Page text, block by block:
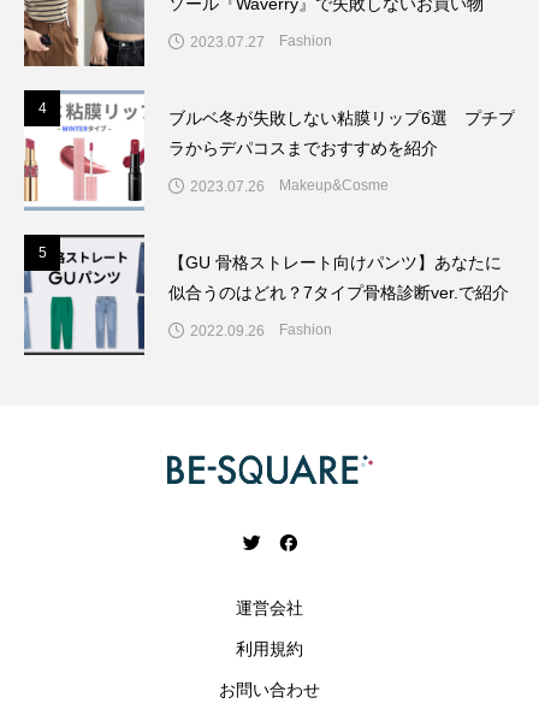
ソール『Waverry』で失敗しないお買い物
2023.07.27 Fashion
4
ブルベ冬が失敗しない粘膜リップ6選 プチプ
ラからデパコスまでおすすめを紹介
2023.07.26 Makeup&Cosme
5
【GU 骨格ストレート向けパンツ】あなたに
似合うのはどれ？7タイプ骨格診断ver.で紹介
2022.09.26 Fashion
運営会社
利用規約
お問い合わせ